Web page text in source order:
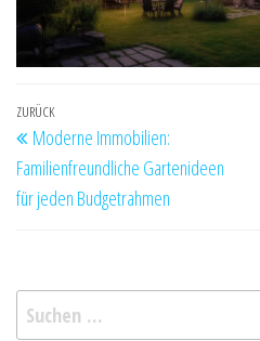
Beitragsnavigation
Vorheriger
Beitrag
ZURÜCK
Moderne Immobilien:
Familienfreundliche Gartenideen
für jeden Budgetrahmen
Suchen
nach: